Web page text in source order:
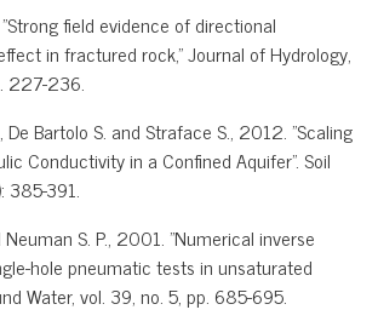
field evidence of directional
in fractured rock," Journal of Hydrology,
227-236.
De Bartolo S. and Straface S., 2012. "Scaling
Conductivity in a Confined Aquifer". Soil
385-391.
Neuman S. P., 2001. "Numerical inverse
hole pneumatic tests in unsaturated
Water, vol. 39, no. 5, pp. 685-695.